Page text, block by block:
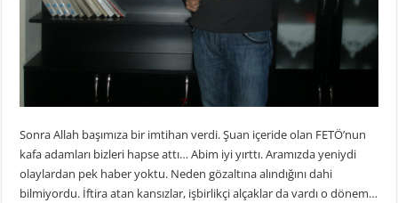
Sonra Allah başımıza bir imtihan verdi. Şuan içeride olan FETÖ’nun
kafa adamları bizleri hapse attı… Abim iyi yırttı. Aramızda yeniydi
olaylardan pek haber yoktu. Neden gözaltına alındığını dahi
bilmiyordu. İftira atan kansızlar, işbirlikçi alçaklar da vardı o dönem…